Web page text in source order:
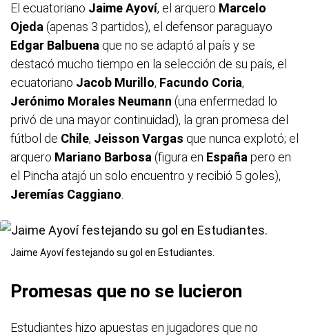
El ecuatoriano Jaime Ayoví, el arquero Marcelo
Ojeda (apenas 3 partidos), el defensor paraguayo
Edgar Balbuena que no se adaptó al país y se
destacó mucho tiempo en la selección de su país, el
ecuatoriano Jacob Murillo, Facundo Coria,
Jerónimo Morales Neumann (una enfermedad lo
privó de una mayor continuidad), la gran promesa del
fútbol de Chile, Jeisson Vargas que nunca explotó; el
arquero Mariano Barbosa (figura en España pero en
el Pincha atajó un solo encuentro y recibió 5 goles),
Jeremías Caggiano
Jaime Ayoví festejando su gol en Estudiantes.
Promesas que no se lucieron
Estudiantes hizo apuestas en jugadores que no